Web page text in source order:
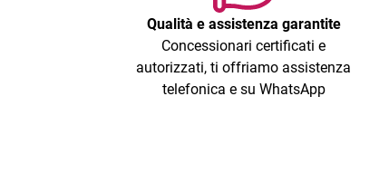
Qualità e assistenza garantite
Concessionari certificati e
autorizzati, ti offriamo assistenza
telefonica e su WhatsApp